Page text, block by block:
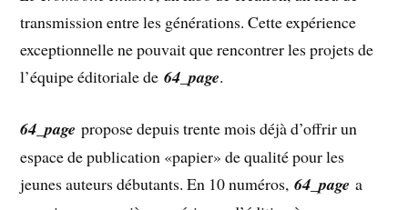
transmission entre les générations. Cette expérience
exceptionnelle ne pouvait que rencontrer les projets de
l’équipe éditoriale de64_page.
64_page propose depuis trente mois déjà d’offrir un
espace de publication «papier» de qualité pour les
jeunes auteurs débutants. En 10 numéros,64_page a